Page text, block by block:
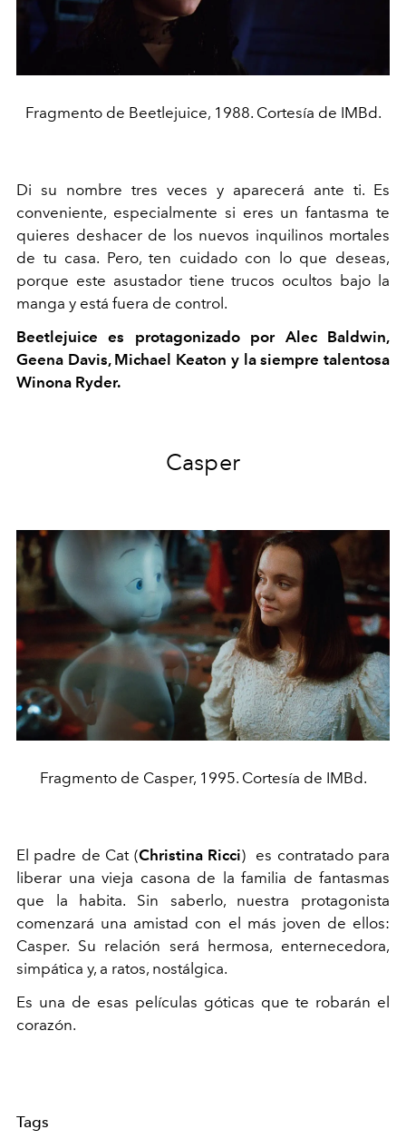
Fragmento de Beetlejuice, 1988. Cortesía de IMBd.
Di su nombre tres veces y aparecerá ante ti. Es
conveniente, especialmente si eres un fantasma te
quieres deshacer de los nuevos inquilinos mortales
de tu casa. Pero, ten cuidado con lo que deseas,
porque este asustador tiene trucos ocultos bajo la
manga y está fuera de control.
Beetlejuice es protagonizado por Alec Baldwin,
Geena Davis, Michael Keaton y la siempre talentosa
Winona Ryder.
Casper
Fragmento de Casper, 1995. Cortesía de IMBd.
El padre de Cat (Christina Ricci) es contratado para
liberar una vieja casona de la familia de fantasmas
que la habita. Sin saberlo, nuestra protagonista
comenzará una amistad con el más joven de ellos:
Casper. Su relación será hermosa, enternecedora,
simpática y, a ratos, nostálgica.
Es una de esas películas góticas que te robarán el
corazón.
Tags